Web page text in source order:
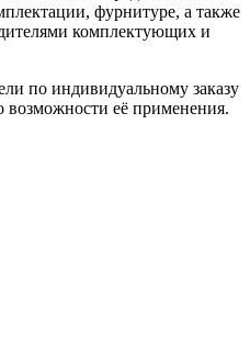
фурнитуре, а также
комплектующих и
по индивидуальному заказу
возможности её применения.